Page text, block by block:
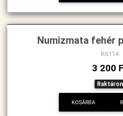
Numizmata fehér
K6114
3 200
Raktáron
KOSÁRBA